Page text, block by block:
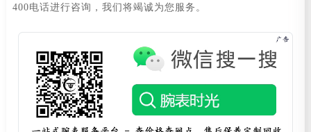
400电话进行咨询，我们将竭诚为您服务。